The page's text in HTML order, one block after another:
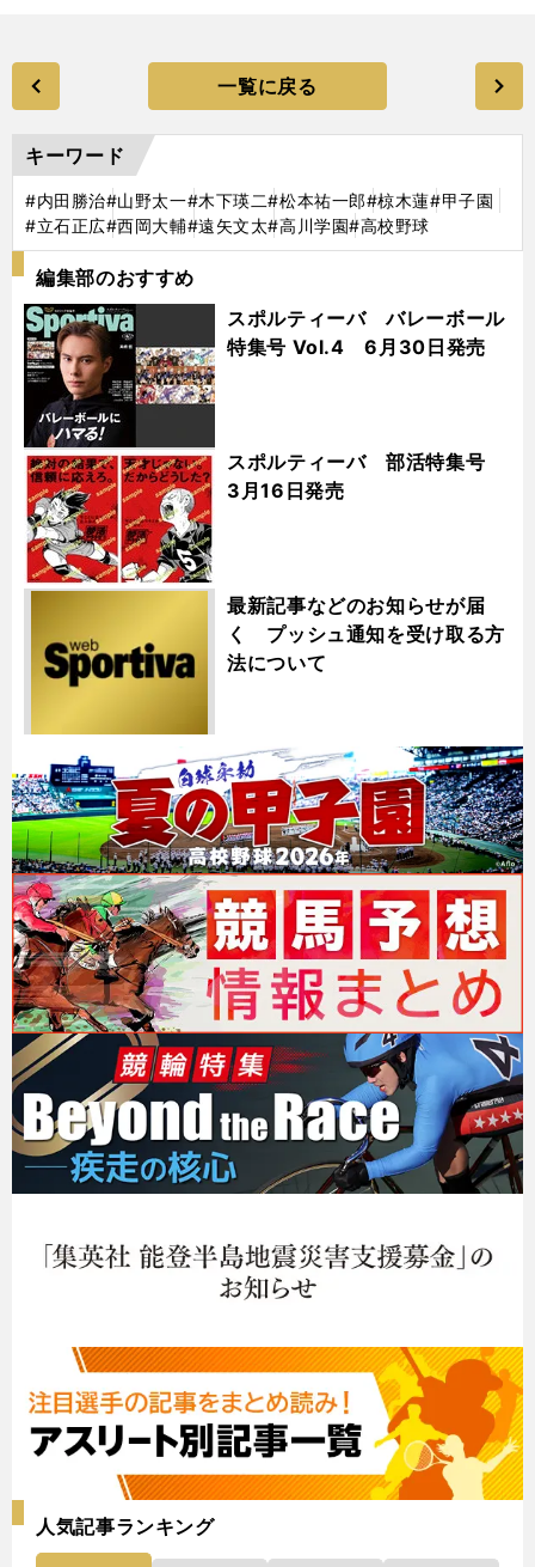
一覧に戻る
キーワード
#内田勝治#山野太一#木下瑛二#松本祐一郎#椋木蓮#甲子園
#立石正広#西岡大輔#遠矢文太#高川学園#高校野球
編集部のおすすめ
スポルティーバ バレーボール
特集号 Vol.4 6月30日発売
スポルティーバ 部活特集号
3月16日発売
最新記事などのお知らせが届
く プッシュ通知を受け取る方
法について
人気記事ランキング